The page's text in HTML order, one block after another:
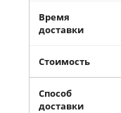
Время
доставки
Стоимость
Способ
доставки